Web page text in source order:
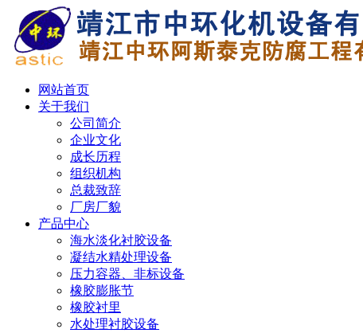
网站首页
关于我们
公司简介
企业文化
成长历程
组织机构
总裁致辞
厂房厂貌
产品中心
海水淡化衬胶设备
凝结水精处理设备
压力容器、非标设备
橡胶膨胀节
橡胶衬里
水处理衬胶设备